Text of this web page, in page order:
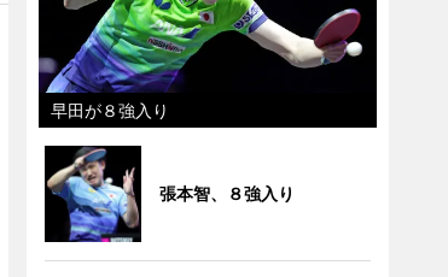
早田が８強入り
張本智、８強入り